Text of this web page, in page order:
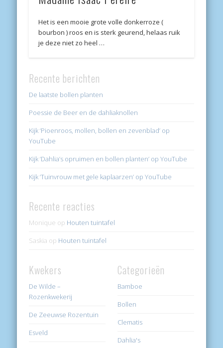
Het is een mooie grote volle donkerroze (
bourbon ) roos en is sterk geurend, helaas ruik
je deze niet zo heel …
Recente berichten
De laatste bollen planten
Poessie de Beer en de dahliaknollen
Kijk ‘Pioenroos, mollen, bollen en zevenblad’ op
YouTube
Kijk ‘Dahlia’s opruimen en bollen planten’ op YouTube
Kijk ‘Tuinvrouw met gele kaplaarzen’ op YouTube
Recente reacties
Monique op Houten tuintafel
Saskia op Houten tuintafel
Kwekers
De Wilde –
Rozenkwekerij
De Zeeuwse Rozentuin
Esveld
Categorieën
Bamboe
Bollen
Clematis
Dahlia's